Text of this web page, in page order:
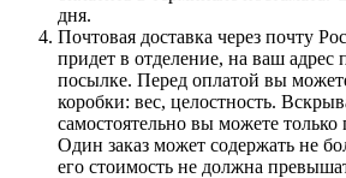
дня.
Почтовая доставка через почту
придет в отделение, на ваш адрес
посылке. Перед оплатой вы
коробки: вес, целостность.
самостоятельно вы можете только
Один заказ может содержать не
его стоимость не должна